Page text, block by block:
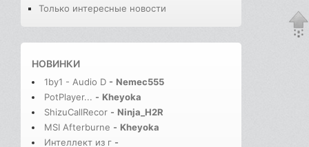
Только интересные новости
НОВИНКИ
1by1 - Audio D - Nemec555
PotPlayer... - Kheyoka
ShizuCallRecor - Ninja_H2R
MSI Afterburne - Kheyoka
Интеллект из г -